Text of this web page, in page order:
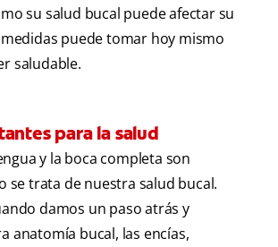
su salud bucal puede afectar su
puede tomar hoy mismo
saludable.
para la salud
y la boca completa son
se trata de nuestra salud bucal.
damos un paso atrás y
anatomía bucal, las encías,